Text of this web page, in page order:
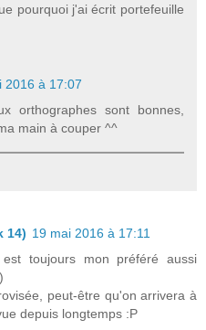
pourquoi j'ai écrit portefeuille
2016 à 17:07
orthographes sont bonnes,
main à couper ^^
14) 19 mai 2016 à 17:11
toujours mon préféré aussi
peut-être qu'on arrivera à
depuis longtemps :P